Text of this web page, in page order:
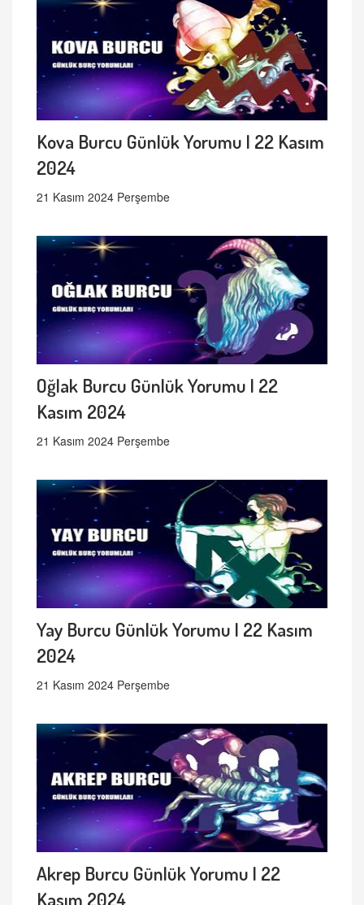
Kova Burcu Günlük Yorumu | 22 Kasım
2024
21 Kasım 2024 Perşembe
Oğlak Burcu Günlük Yorumu | 22
Kasım 2024
21 Kasım 2024 Perşembe
Yay Burcu Günlük Yorumu | 22 Kasım
2024
21 Kasım 2024 Perşembe
Akrep Burcu Günlük Yorumu | 22
Kasım 2024